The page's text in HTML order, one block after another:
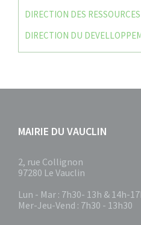
DIRECTION DES
DIRECTION DU
MAIRIE DU VAUCLIN
2, rue Collignon
97280 Le Vauclin
Lun - Mar : 7h30- 13h & 14h-
Mer-Jeu-Vend : 7h30 - 13h30